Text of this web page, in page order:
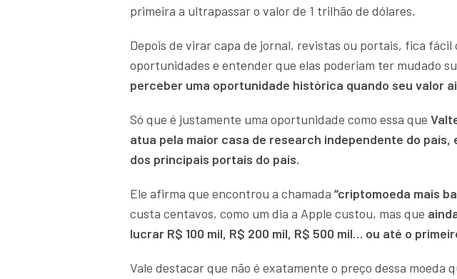
primeira a ultrapassar o valor de 1 trilhão de dólares.
Depois de virar capa de jornal, revistas ou portais, fica fácil
oportunidades e entender que elas poderiam ter mudado
perceber uma oportunidade histórica quando seu valor
Só que é justamente uma oportunidade como essa que
atua pela maior casa de research independente do país,
dos principais portais do país.
Ele afirma que encontrou a chamada “criptomoeda mais
custa centavos, como um dia a Apple custou, mas que
lucrar R$ 100 mil, R$ 200 mil, R$ 500 mil… ou até o
Vale destacar que não é exatamente o preço dessa moeda